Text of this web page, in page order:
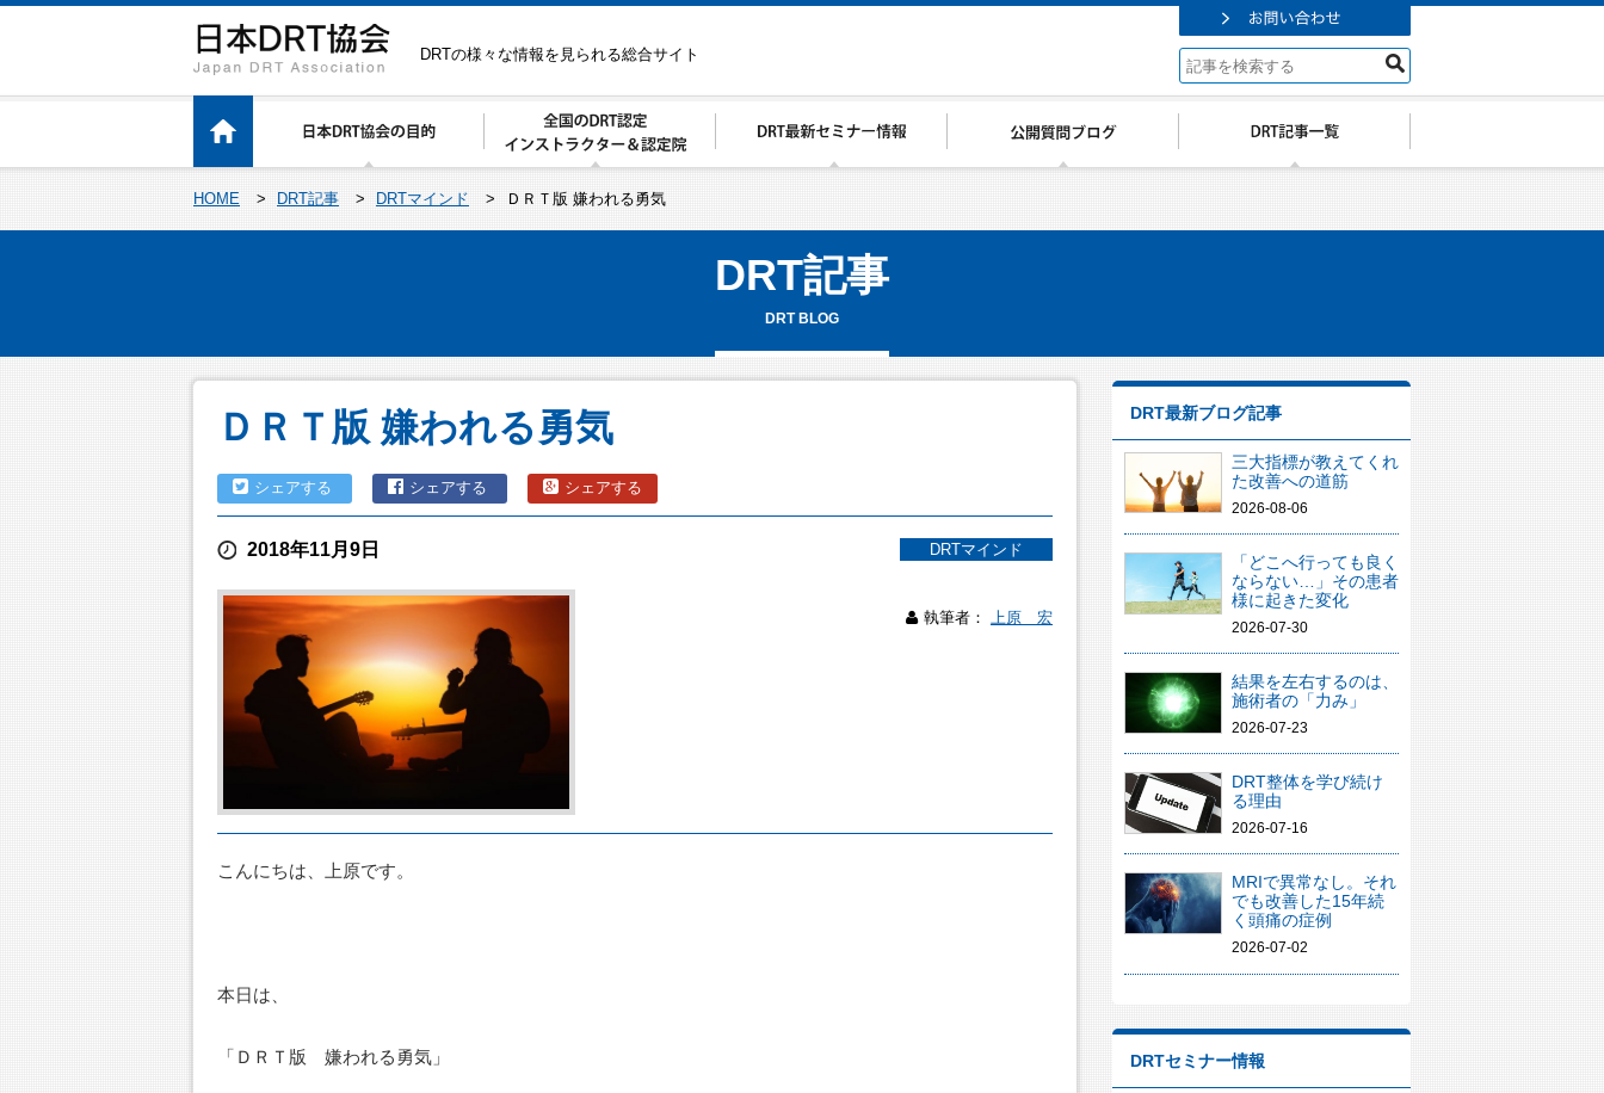
DRTの様々な情報を見られる総合サイト
HOME > DRT記事 > DRTマインド > ＤＲＴ版 嫌われる勇気
DRT記事
DRT BLOG
ＤＲＴ版 嫌われる勇気
シェアする シェアする シェアする
2018年11月9日 DRTマインド
執筆者： 上原 宏
こんにちは、上原です。
本日は、
「ＤＲＴ版 嫌われる勇気」
DRT最新ブログ記事
三大指標が教えてくれ
た改善への道筋
2026-08-06
「どこへ行っても良く
ならない…」その患者
様に起きた変化
2026-07-30
結果を左右するのは、
施術者の「力み」
2026-07-23
DRT整体を学び続け
る理由
2026-07-16
MRIで異常なし。それ
でも改善した15年続
く頭痛の症例
2026-07-02
DRTセミナー情報